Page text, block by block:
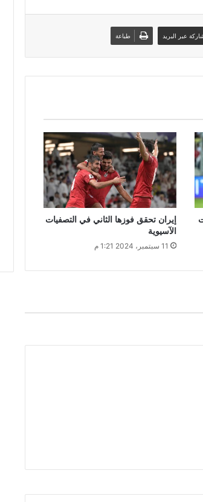
عبر البريد طباعة
إيران تحقق فوزها الثاني في التصفيات
الآسيوية
11 سبتمبر، 2024 1:21 م